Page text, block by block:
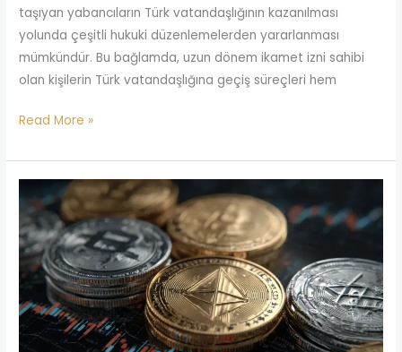
taşıyan yabancıların Türk vatandaşlığının kazanılması
yolunda çeşitli hukuki düzenlemelerden yararlanması
mümkündür. Bu bağlamda, uzun dönem ikamet izni sahibi
olan kişilerin Türk vatandaşlığına geçiş süreçleri hem
Read More »
Türkiye’de
Kripto
Varlık
Düzenlemeleri
2026